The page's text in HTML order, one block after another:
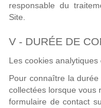
responsable du
Site.
V - DURÉE DE
Les cookies
Pour connaître la
collectées lorsque vous
formulaire de contact